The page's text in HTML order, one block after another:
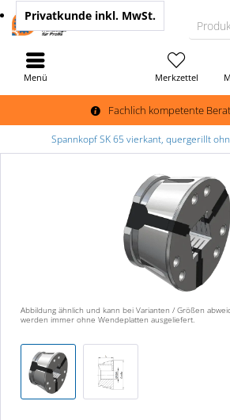
Fachlich kompetente
Merkzettel
Privatkunde inkl. MwSt.
Menü
Spannkopf SK 65 vierkant, quergerillt
Abbildung ähnlich und kann bei Varianten / Größen
werden immer ohne Wendeplatten ausgeliefert.